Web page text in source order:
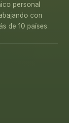
personal
con
de 10 países.